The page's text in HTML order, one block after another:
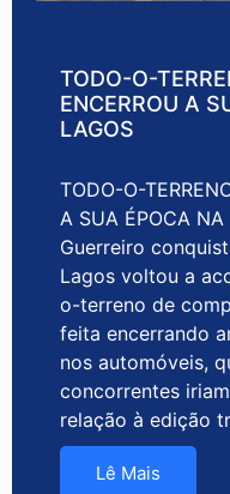
TODO-O-
ENCERROU A
LAGOS
TODO-O-
A SUA ÉPOCA
Guerreiro
Lagos voltou a
o-terreno de
feita encerrando
nos automóveis,
concorrentes
relação à edição
Lê Mais